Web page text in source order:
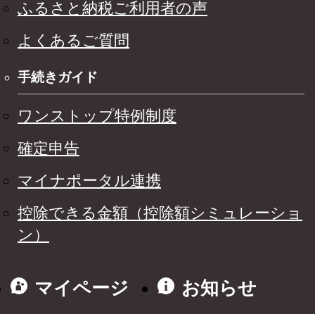
ふるさと納税ご利用者の声
よくあるご質問
手続きガイド
ワンストップ特例制度
確定申告
マイナポータル連携
控除できる金額（控除額シミュレーショ
ン）
マイページ
お知らせ